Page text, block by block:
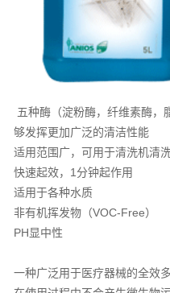
五种酶（淀粉酶，纤维素酶，
够发挥更加广泛的清洁性能
适用范围广，可用于清洗机清
快速起效，1分钟起作用
适用于各种水质
非有机挥发物（VOC-Free）
PH显中性
一种广泛用于医疗器械的全效